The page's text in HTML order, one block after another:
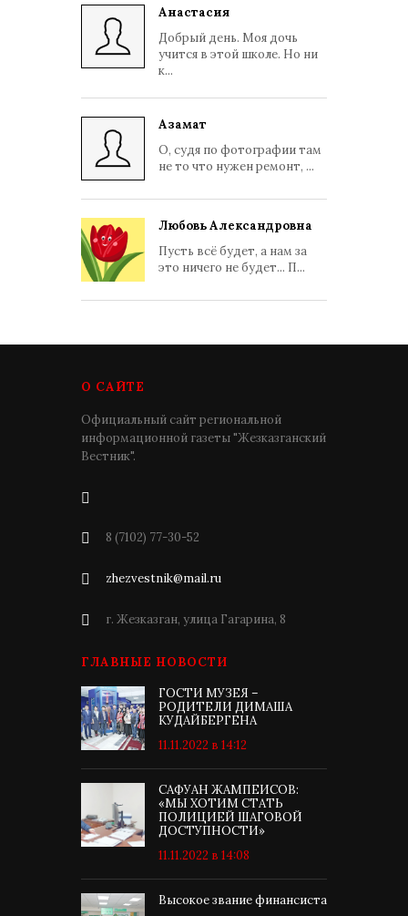
Анастасия
Добрый день. Моя дочь
учится в этой школе. Но ни
к...
Азамат
О, судя по фотографии там
не то что нужен ремонт, ...
Любовь Александровна
Пусть всё будет, а нам за
это ничего не будет... П...
О САЙТЕ
Официальный сайт региональной
информационной газеты "Жезказганский
Вестник".
8 (7102) 77-30-52
zhezvestnik@mail.ru
г. Жезказган, улица Гагарина, 8
ГЛАВНЫЕ НОВОСТИ
ГОСТИ МУЗЕЯ –
РОДИТЕЛИ ДИМАША
КУДАЙБЕРГЕНА
11.11.2022 в 14:12
САФУАН ЖАМПЕИСОВ:
«МЫ ХОТИМ СТАТЬ
ПОЛИЦИЕЙ ШАГОВОЙ
ДОСТУПНОСТИ»
11.11.2022 в 14:08
Высокое звание финансиста